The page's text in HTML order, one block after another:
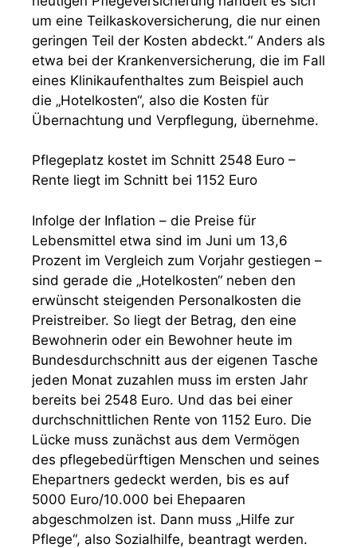
um eine Teilkaskoversicherung, die nur einen
geringen Teil der Kosten abdeckt.“ Anders als
etwa bei der Krankenversicherung, die im Fall
eines Klinikaufenthaltes zum Beispiel auch
die „Hotelkosten“, also die Kosten für
Übernachtung und Verpflegung, übernehme.
Pflegeplatz kostet im Schnitt 2548 Euro –
Rente liegt im Schnitt bei 1152 Euro
Infolge der Inflation – die Preise für
Lebensmittel etwa sind im Juni um 13,6
Prozent im Vergleich zum Vorjahr gestiegen –
sind gerade die „Hotelkosten“ neben den
erwünscht steigenden Personalkosten die
Preistreiber. So liegt der Betrag, den eine
Bewohnerin oder ein Bewohner heute im
Bundesdurchschnitt aus der eigenen Tasche
jeden Monat zuzahlen muss im ersten Jahr
bereits bei 2548 Euro. Und das bei einer
durchschnittlichen Rente von 1152 Euro. Die
Lücke muss zunächst aus dem Vermögen
des pflegebedürftigen Menschen und seines
Ehepartners gedeckt werden, bis es auf
5000 Euro/10.000 bei Ehepaaren
abgeschmolzen ist. Dann muss „Hilfe zur
Pflege“, also Sozialhilfe, beantragt werden.